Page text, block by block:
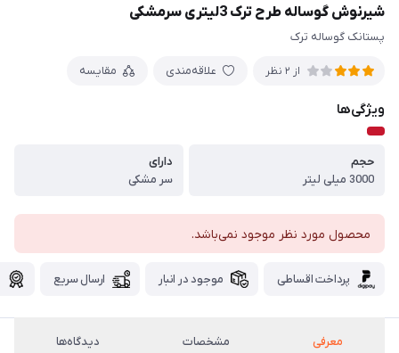
شیرنوش گوساله طرح ترک 3لیتری سرمشکی
پستانک گوساله ترک
از 2 نظر علاقه‌مندی مقایسه
ویژگی‌ها
حجم
3000 میلی لیتر
دارای
سر مشکی
محصول مورد نظر موجود نمی‌باشد.
پرداخت اقساطی موجود در انبار ارسال سریع
معرفی مشخصات دیدگاه‌ها